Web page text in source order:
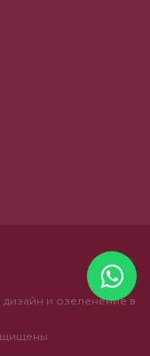
и озеленение в